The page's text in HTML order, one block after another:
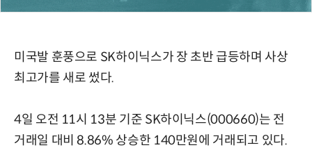
미국발 훈풍으로 SK하이닉스가 장 초반 급등하며 사상
최고가를 새로 썼다.
4일 오전 11시 13분 기준 SK하이닉스(000660)는 전
거래일 대비 8.86% 상승한 140만원에 거래되고 있다.